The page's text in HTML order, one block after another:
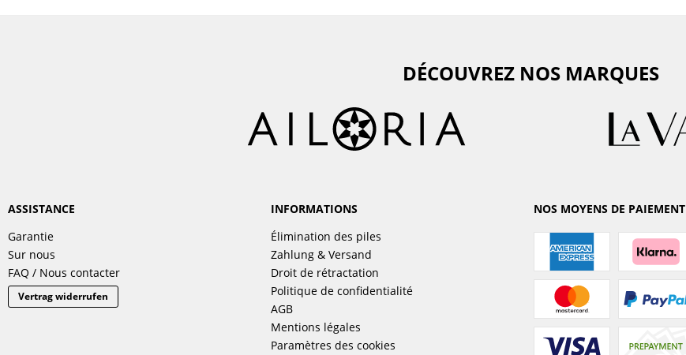
DÉCOUVREZ NOS MARQUES
ASSISTANCE
Garantie
Sur nous
FAQ / Nous contacter
Vertrag widerrufen
INFORMATIONS
Élimination des piles
Zahlung & Versand
Droit de rétractation
Politique de confidentialité
AGB
Mentions légales
Paramètres des cookies
NOS MOYENS DE PAIEMENT